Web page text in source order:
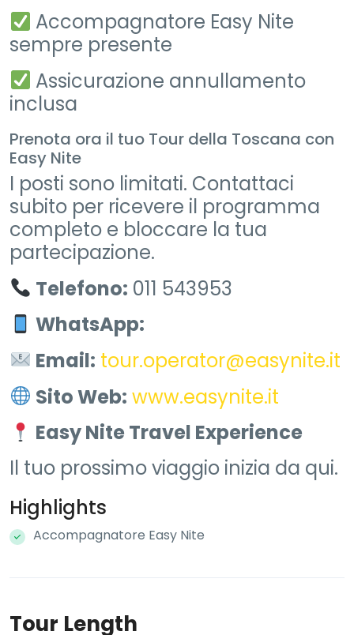
Accompagnatore Easy Nite
sempre presente
Assicurazione annullamento
inclusa
Prenota ora il tuo Tour della Toscana con
Easy Nite
I posti sono limitati. Contattaci
subito per ricevere il programma
completo e bloccare la tua
partecipazione.
Telefono: 011 543953
WhatsApp:
Email: tour.operator@easynite.it
Sito Web: www.easynite.it
Easy Nite Travel Experience
Il tuo prossimo viaggio inizia da qui.
Highlights
Accompagnatore Easy Nite
Tour Length